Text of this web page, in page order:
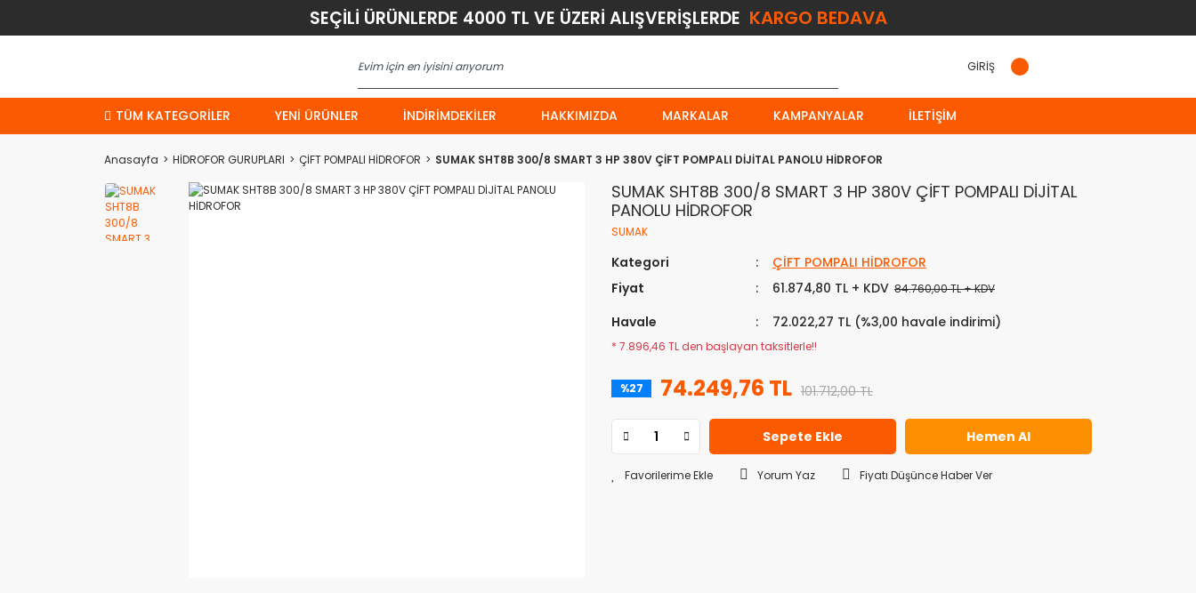
SEÇİLİ ÜRÜNLERDE 4000 TL VE ÜZERİ ALIŞVERİŞLERDE KARGO BEDAVA
GİRİŞ
TÜM KATEGORİLER YENI ÜRÜNLER İNDIRIMDEKILER HAKKIMIZDA MARKALAR KAMPANYALAR İLETIŞIM
Anasayfa HİDROFOR GURUPLARI ÇİFT POMPALI HİDROFOR SUMAK SHT8B 300/8 SMART 3 HP 380V ÇİFT POMPALI DİJİTAL PANOLU HİDROFOR
SUMAK SHT8B 300/8 SMART 3 HP 380V ÇİFT POMPALI DİJİTAL
PANOLU HİDROFOR
SUMAK
Kategori
ÇİFT POMPALI HİDROFOR
Fiyat
61.874,80 TL + KDV 84.760,00 TL + KDV
Havale 72.022,27 TL (%3,00 havale indirimi)
* 7.896,46 TL den başlayan taksitlerle!!
%27 74.249,76 TL 101.712,00 TL
Sepete Ekle Hemen Al
Yorum Yaz Fiyatı Düşünce Haber Ver